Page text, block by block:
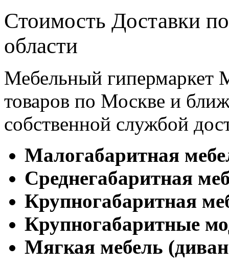
Стоимость Доставки
области
Мебельный гипермаркет
товаров по Москве и
собственной службой
Малогабаритная
Cреднегабаритная
Крупногабаритная
Крупногабаритные
Мягкая мебель